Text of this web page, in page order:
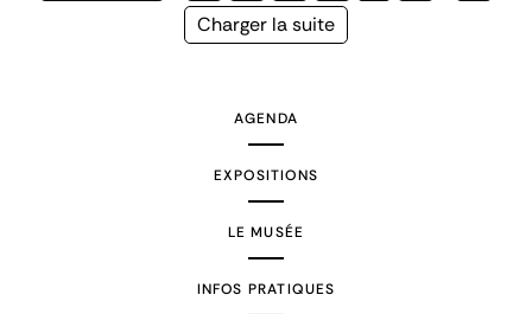
Page
Charger la suite
AGENDA
EXPOSITIONS
LE MUSÉE
INFOS PRATIQUES